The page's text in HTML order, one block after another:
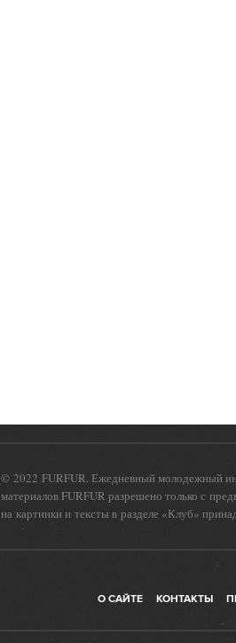
© 2022 FURFUR. Ежедневный молодежный
материалов FURFUR разрешено только с
на картинки и тексты в разделе «Клуб»
О САЙТЕ КОНТАКТЫ